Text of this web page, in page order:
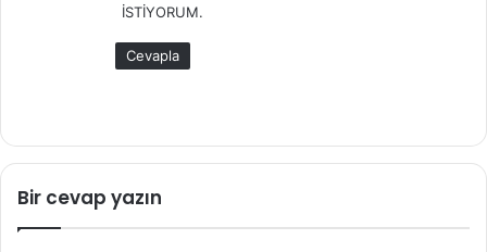
İSTİYORUM.
Cevapla
Bir cevap yazın